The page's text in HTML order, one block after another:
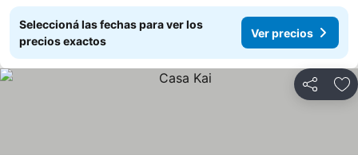
Seleccioná las fechas para ver los
precios exactos
Ver precios
Compartir